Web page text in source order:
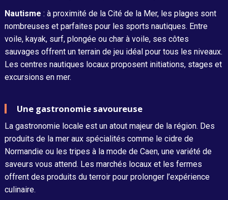
Nautisme : à proximité de la Cité de la Mer, les plages sont
nombreuses et parfaites pour les sports nautiques. Entre
voile, kayak, surf, plongée ou char à voile, ses côtes
sauvages offrent un terrain de jeu idéal pour tous les niveaux.
Les centres nautiques locaux proposent initiations, stages et
excursions en mer.
Une gastronomie savoureuse
La gastronomie locale est un atout majeur de la région. Des
produits de la mer aux spécialités comme le cidre de
Normandie ou les tripes à la mode de Caen, une variété de
saveurs vous attend. Les marchés locaux et les fermes
offrent des produits du terroir pour prolonger l’expérience
culinaire.